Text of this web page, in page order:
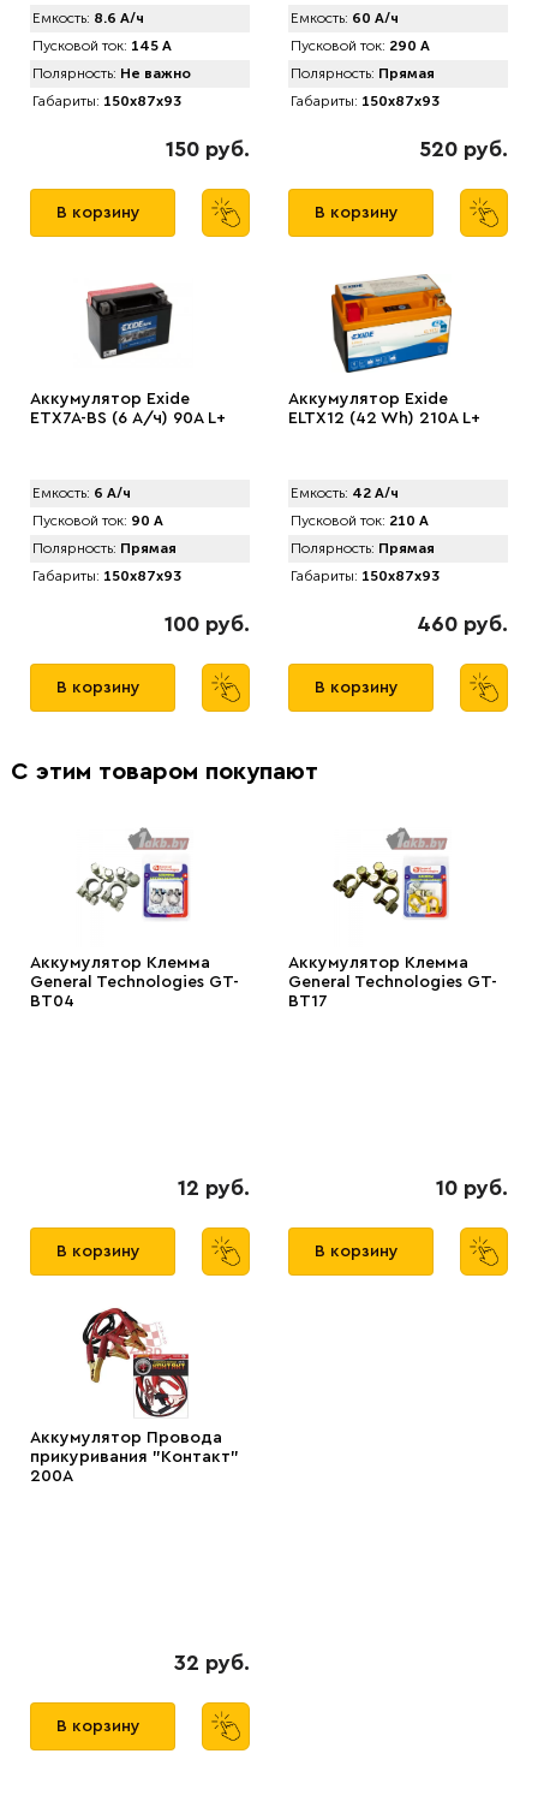
Емкость: 8.6 А/ч
Пусковой ток: 145 А
Полярность: Не важно
Габариты: 150x87x93
150 руб.
В корзину
Емкость: 60 А/ч
Пусковой ток: 290 А
Полярность: Прямая
Габариты: 150x87x93
520 руб.
В корзину
Аккумулятор Exide
ETX7A-BS (6 А/ч) 90A L+
Емкость: 6 А/ч
Пусковой ток: 90 А
Полярность: Прямая
Габариты: 150x87x93
100 руб.
В корзину
Аккумулятор Exide
ELTX12 (42 Wh) 210A L+
Емкость: 42 А/ч
Пусковой ток: 210 А
Полярность: Прямая
Габариты: 150x87x93
460 руб.
В корзину
С этим товаром покупают
Аккумулятор Клемма
General Technologies GT-
BT04
12 руб.
В корзину
Аккумулятор Клемма
General Technologies GT-
BT17
10 руб.
В корзину
Аккумулятор Провода
прикуривания "Контакт"
200А
32 руб.
В корзину